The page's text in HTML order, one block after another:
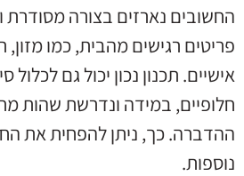
החשובים נארזים בצורה מסודרת
פריטים רגישים מהבית, כמו מזון,
אישיים. תכנון נכון יכול גם לכלול
חלופיים, במידה ונדרשת שהות
ההדברה. כך, ניתן להפחית את
נוספות.